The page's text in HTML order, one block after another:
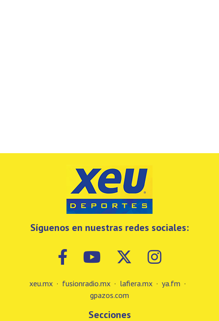
Síguenos en nuestras redes sociales:
xeu.mx · fusionradio.mx · lafiera.mx · ya.fm ·
gpazos.com
Secciones